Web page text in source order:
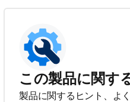
この製品に関す
製品に関するヒント、よ